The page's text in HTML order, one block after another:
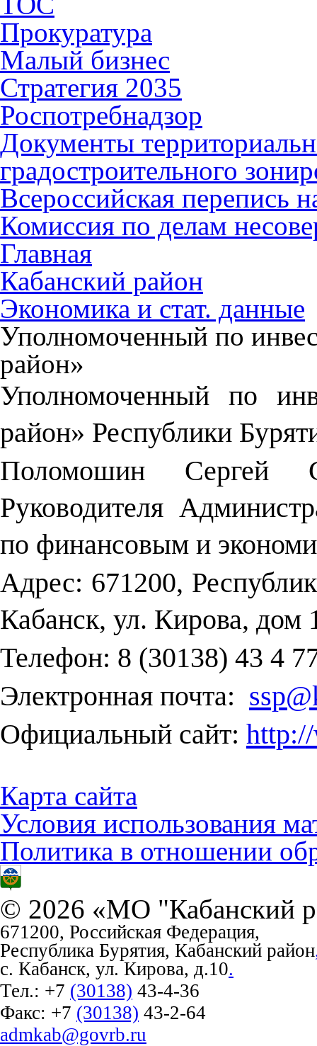
Прокуратура
Малый бизнес
Стратегия 2035
Роспотребнадзор
Документы
градостроительного
Всероссийская перепись
Комиссия по делам
Главная
Кабанский район
Экономика и стат. данные
Уполномоченный по
район»
Уполномоченный по
район» Республики
Поломошин
Руководителя
по финансовым и
Адрес: 671200,
Кабанск, ул. Кирова, дом
Телефон: 8 (30138) 43 4
Электронная почта:
Официальный сайт:
Карта сайта
Условия использования
Политика в отношении
© 2026 «МО "Кабанский
671200, Российская Федерация,
Республика Бурятия, Кабанский район
с. Кабанск, ул. Кирова, д.10.
Тел.: +7 (30138) 43-4-36
Факс: +7 (30138) 43-2-64
admkab@govrb.ru